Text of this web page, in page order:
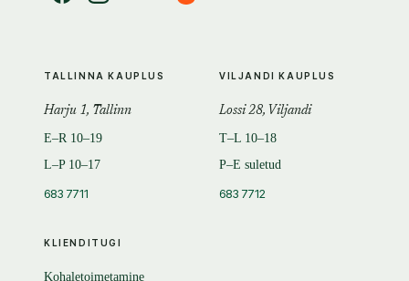
KLIENDITUGI
Kohaletoimetamine
TALLINNA KAUPLUS
Harju 1, Tallinn
E–R 10–19
L–P 10–17
683 7711
VILJANDI KAUPLUS
Lossi 28, Viljandi
T–L 10–18
P–E suletud
683 7712